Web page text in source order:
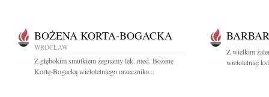
BOŻENA KORTA-BOGACKA
WROCŁAW
Z głębokim smutkiem żegnamy lek. med. Bożenę
Kortę-Bogacką wieloletniego orzecznika...
Z wielkim
wieloletniej